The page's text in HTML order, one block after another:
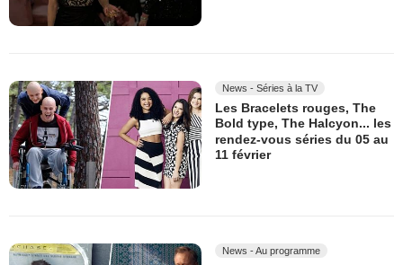
News - Séries à la TV
Les Bracelets rouges, The
Bold type, The Halcyon... les
rendez-vous séries du 05 au
11 février
News - Au programme